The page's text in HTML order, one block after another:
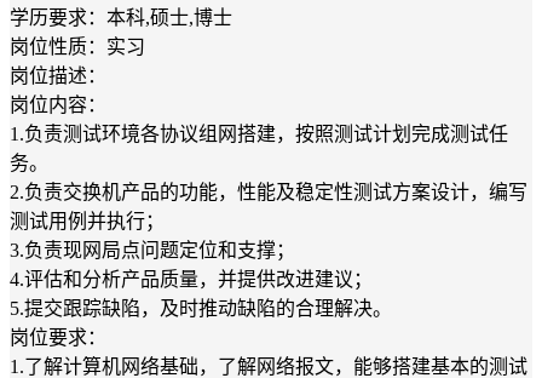
学历要求：本科,硕士,博士
岗位性质：实习
岗位描述：
岗位内容：
1.负责测试环境各协议组网搭建，按照测试计划完成测试任
务。
2.负责交换机产品的功能，性能及稳定性测试方案设计，编写
测试用例并执行；
3.负责现网局点问题定位和支撑；
4.评估和分析产品质量，并提供改进建议；
5.提交跟踪缺陷，及时推动缺陷的合理解决。
岗位要求：
1.了解计算机网络基础，了解网络报文，能够搭建基本的测试